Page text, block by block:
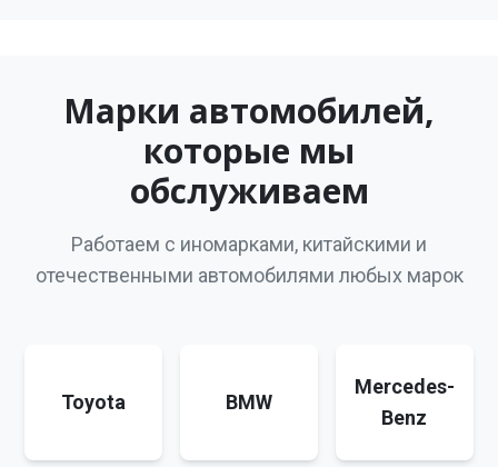
Марки автомобилей,
которые мы
обслуживаем
Работаем с иномарками, китайскими и
отечественными автомобилями любых марок
Toyota BMW
Mercedes-
Benz